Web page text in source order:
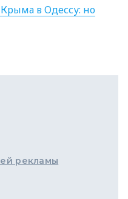
Крыма в Одессу: но
рекламы